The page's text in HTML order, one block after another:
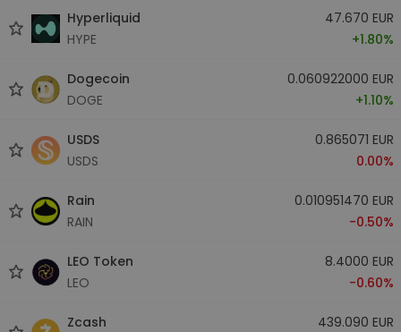
Hyperliquid
HYPE
47.670 EUR
+1.80%
Dogecoin
DOGE
0.060922000 EUR
+1.10%
USDS
USDS
0.865071 EUR
0.00%
Rain
RAIN
0.010951470 EUR
-0.50%
LEO Token
LEO
8.4000 EUR
-0.60%
Zcash
439.090 EUR